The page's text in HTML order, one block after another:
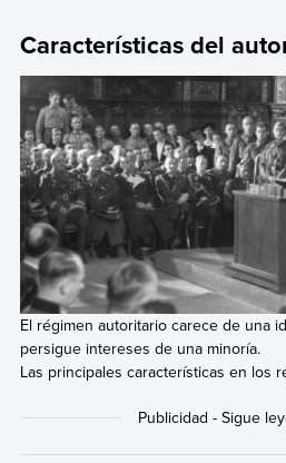
Características del
El régimen autoritario carece de una
persigue intereses de una minoría.
Las principales características en los